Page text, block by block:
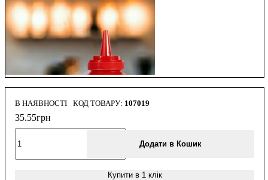
В НАЯВНОСТІ 107019
35.55грн
Додати в Кошик
Купити в 1 клік